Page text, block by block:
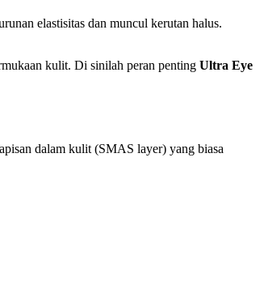
elastisitas dan muncul kerutan halus.
kulit. Di sinilah peran penting Ultra Eye
dalam kulit (SMAS layer) yang biasa